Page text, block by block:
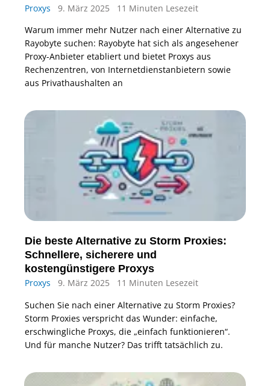
Proxys 9. März 2025
11 Minuten Lesezeit
Warum immer mehr Nutzer nach einer Alternative zu
Rayobyte suchen: Rayobyte hat sich als angesehener
Proxy-Anbieter etabliert und bietet Proxys aus
Rechenzentren, von Internetdienstanbietern sowie
aus Privathaushalten an
Die beste Alternative zu Storm Proxies:
Schnellere, sicherere und
kostengünstigere Proxys
Proxys 9. März 2025
11 Minuten Lesezeit
Suchen Sie nach einer Alternative zu Storm Proxies?
Storm Proxies verspricht das Wunder: einfache,
erschwingliche Proxys, die „einfach funktionieren“.
Und für manche Nutzer? Das trifft tatsächlich zu.